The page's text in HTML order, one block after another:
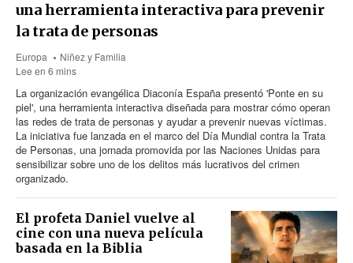
una herramienta interactiva para prevenir
la trata de personas
Europa
Niñez y Familia
Lee en 6 mins
La organización evangélica Diaconía España presentó 'Ponte en su
piel', una herramienta interactiva diseñada para mostrar cómo operan
las redes de trata de personas y ayudar a prevenir nuevas víctimas.
La iniciativa fue lanzada en el marco del Día Mundial contra la Trata
de Personas, una jornada promovida por las Naciones Unidas para
sensibilizar sobre uno de los delitos más lucrativos del crimen
organizado.
El profeta Daniel vuelve al
cine con una nueva película
basada en la Biblia